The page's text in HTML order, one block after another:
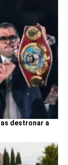
destronar a